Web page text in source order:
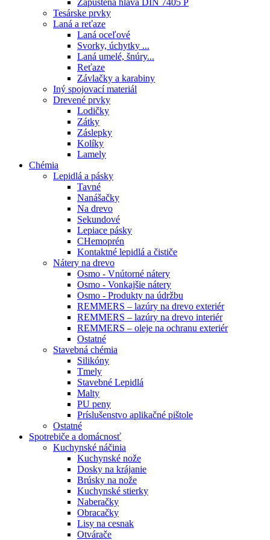
Zapustená hlava DIN 7405 P
Tesárske prvky
Laná a reťaze
Laná oceľové
Svorky, úchytky ...
Laná umelé, šnúry...
Reťaze
Závlačky a karabiny
Iný spojovací materiál
Drevené prvky
Lodičky
Zátky
Záslepky
Kolíky
Lamely
Chémia
Lepidlá a pásky
Tavné
Nanášačky
Na drevo
Sekundové
Lepiace pásky
CHemoprén
Kontaktné lepidlá a čističe
Nátery na drevo
Osmo - Vnútorné nátery
Osmo - Vonkajšie nátery
Osmo - Produkty na údržbu
REMMERS – lazúry na drevo exteriér
REMMERS – lazúry na drevo interiér
REMMERS – oleje na ochranu exteriér
Ostatné
Stavebná chémia
Silikóny
Tmely
Stavebné Lepidlá
Malty
PU peny
Príslušenstvo aplikačné pištole
Ostatné
Spotrebiče a domácnosť
Kuchynské náčinia
Kuchynské nože
Dosky na krájanie
Brúsky na nože
Kuchynské stierky
Naberačky
Obracačky
Lisy na cesnak
Otvárače